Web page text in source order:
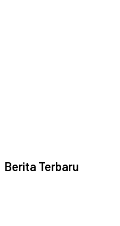
Berita Terbaru